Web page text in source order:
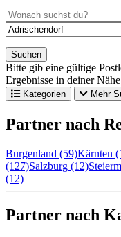
Suchen
Bitte gib eine gültige
Ergebnisse in deiner
Kategorien Mehr
Partner nach
Burgenland (59)Kärnten
(127)Salzburg (12)
(12)
Partner nach